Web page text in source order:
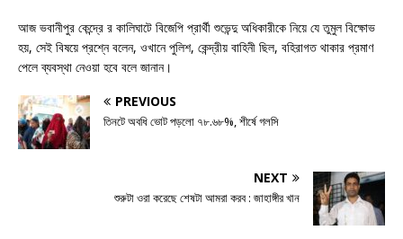
আজ ভবানীপুর কেন্দ্রে র কালিঘাটে বিজেপি প্রার্থী শুভেন্দু অধিকারীকে নিয়ে যে তুমুল বিক্ষোভ
হয়, সেই বিষয়ে প্রশ্নে বলেন, ওখানে পুলিশ, কেন্দ্রীয় বাহিনী ছিল, বহিরাগত থাকার প্রমাণ
পেলে ব্যবস্থা নেওয়া হবে বলে জানান।
PREVIOUS
তিনটে অবধি ভোট পড়লো ৭৮.৬৮%, শীর্ষে গলসি
NEXT
শুরুটা ওরা করেছে শেষটা আমরা করব : জাহাঙ্গীর খান